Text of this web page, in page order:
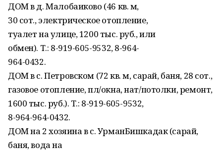
ДОМ в д. Малобаиково (46 кв. м,
30 сот., электрическое отопление,
туалет на улице, 1200 тыс. руб., или
обмен). Т.: 8-919-605-9532, 8-964-
964-0432.
ДОМ в с. Петровском (72 кв. м, сарай, баня, 28 сот.,
газовое отопление, пл/окна, нат/потолки, ремонт,
1600 тыс. руб.). Т.: 8-919-605-9532,
8-964-964-0432.
ДОМ на 2 хозяина в с. УрманБишкадак (сарай,
баня, вода на